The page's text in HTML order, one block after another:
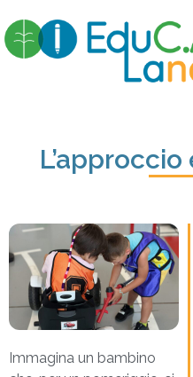
Immagina un bambino